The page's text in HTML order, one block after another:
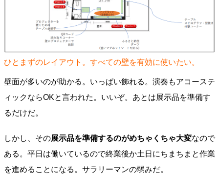
ひとまずのレイアウト。すべての壁を有効に使いたい。
壁面が多いのが助かる。いっぱい飾れる。演奏もアコーステ
ィックならOKと言われた。いいぞ。あとは展示品を準備す
るだけだ。
しかし、その展示品を準備するのがめちゃくちゃ大変なので
ある。平日は働いているので終業後か土日にちまちまと作業
を進めることになる。サラリーマンの弱みだ。